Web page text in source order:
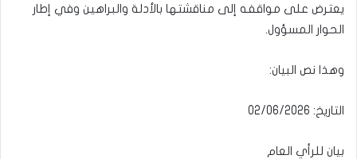
يعترض على مواقفه إلى مناقشتها بالأدلة والبراهين وفي إطار
الحوار المسؤول.
وهذا نص البيان:
التاريخ: 02/06/2026
بيان للرأي العام